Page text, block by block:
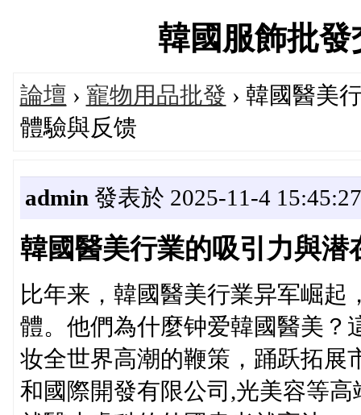
韓國服飾批
論壇 › 寵物用品批發 › 韓國醫美
體驗與反馈
admin 發表於 2025-11-4 15:45:27
韓國醫美行業的吸引力與
比年来，韓國醫美行業异军崛
體。他們為什麼钟爱韓國醫美
妆全世界高潮的鞭策，踊跃拓展
和國際開發有限公司,光美容等